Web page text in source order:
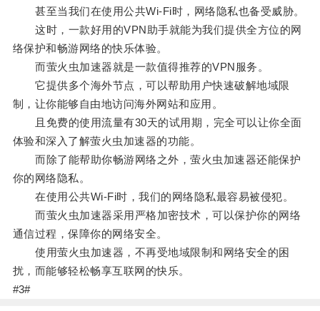
甚至当我们在使用公共Wi-Fi时，网络隐私也备受威胁。
这时，一款好用的VPN助手就能为我们提供全方位的网
络保护和畅游网络的快乐体验。
而萤火虫加速器就是一款值得推荐的VPN服务。
它提供多个海外节点，可以帮助用户快速破解地域限
制，让你能够自由地访问海外网站和应用。
且免费的使用流量有30天的试用期，完全可以让你全面
体验和深入了解萤火虫加速器的功能。
而除了能帮助你畅游网络之外，萤火虫加速器还能保护
你的网络隐私。
在使用公共Wi-Fi时，我们的网络隐私最容易被侵犯。
而萤火虫加速器采用严格加密技术，可以保护你的网络
通信过程，保障你的网络安全。
使用萤火虫加速器，不再受地域限制和网络安全的困
扰，而能够轻松畅享互联网的快乐。
#3#